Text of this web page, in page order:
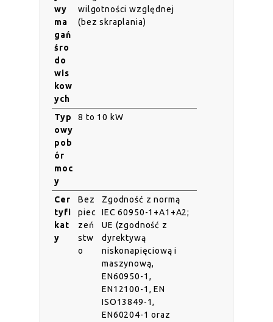
wy
ma
gań
śro
do
wis
kow
ych
wilgotności względnej
(bez skraplania)
Typ
owy
pob
ór
moc
y
8 to 10 kW
Cer
tyfi
kat
y
Bez
piec
zeń
stw
o
Zgodność z normą
IEC 60950-1+A1+A2;
UE (zgodność z
dyrektywą
niskonapięciową i
maszynową,
EN60950-1,
EN12100-1, EN
ISO13849-1,
EN60204-1 oraz